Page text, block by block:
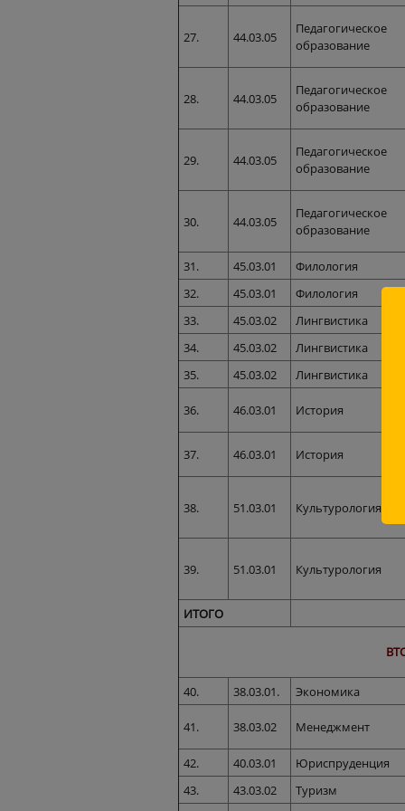
27. 44.03.05
Педагогическое
образование
28. 44.03.05
Педагогическое
образование
29. 44.03.05
Педагогическое
образование
30. 44.03.05
Педагогическое
образование
31. 45.03.01 Филология
32.
45.03.01 Филология
33.
45.03.02 Лингвистика
34.
45.03.02 Лингвистика
35.
45.03.02 Лингвистика
36. 46.03.01 История
37. 46.03.01 История
38. 51.03.01 Культурология
39. 51.03.01 Культурология
ИТОГО
40. 38.03.01. Экономика
41. 38.03.02 Менеджмент
42. 40.03.01 Юриспруденция
43.
43.03.02 Туризм